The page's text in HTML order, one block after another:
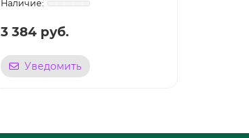
3 384 руб.
Уведомить